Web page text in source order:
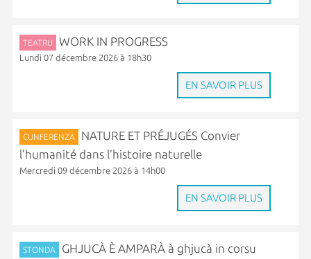
TEATRU WORK IN PROGRESS
Lundi 07 décembre 2026 à 18h30
EN SAVOIR PLUS
CUNFERENZA
NATURE ET PRÉJUGÉS Convier
l’humanité dans l’histoire naturelle
Mercredi 09 décembre 2026 à 14h00
EN SAVOIR PLUS
STONDA GHJUCÀ È AMPARÀ à ghjucà in corsu